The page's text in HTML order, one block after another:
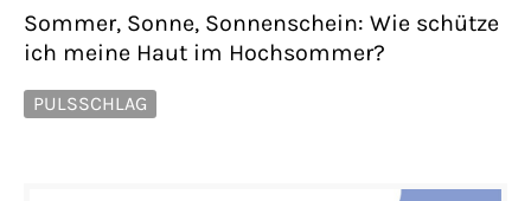
Sommer, Sonne, Sonnenschein: Wie schütze
ich meine Haut im Hochsommer?
PULSSCHLAG